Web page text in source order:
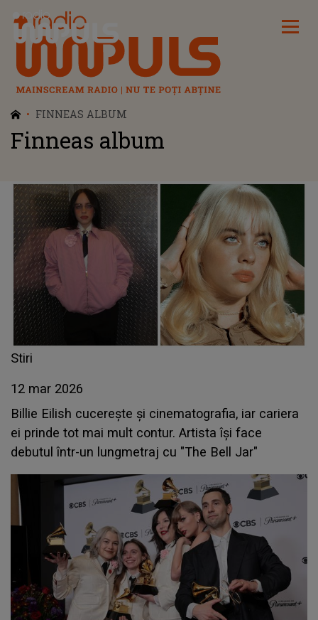
Radio Impuls
FINNEAS ALBUM
Finneas album
Stiri
12 mar 2026
Billie Eilish cucerește și cinematografia, iar cariera
ei prinde tot mai mult contur. Artista își face
debutul într-un lungmetraj cu "The Bell Jar"